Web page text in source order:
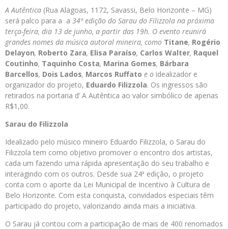
A Autêntica (Rua Alagoas, 1172, Savassi, Belo Horizonte – MG)
será palco para a a 34ª edição do Sarau do Filizzola na próxima
terça-feira, dia 13 de junho, a partir das 19h. O evento reunirá
grandes nomes da música autoral mineira, como Titane, Rogério
Delayon, Roberto Zara, Elisa Paraíso, Carlos Walter, Raquel
Coutinho, Taquinho Costa, Marina Gomes, Bárbara
Barcellos, Dois Lados, Marcos Ruffato e o idealizador e
organizador do projeto, Eduardo Filizzola. Os ingressos são
retirados na portaria d’ A Autêntica ao valor simbólico de apenas
R$1,00.
Sarau do Filizzola
Idealizado pelo músico mineiro Eduardo Filizzola, o Sarau do
Filizzola tem como objetivo promover o encontro dos artistas,
cada um fazendo uma rápida apresentação do seu trabalho e
interagindo com os outros. Desde sua 24ª edição, o projeto
conta com o aporte da Lei Municipal de Incentivo à Cultura de
Belo Horizonte. Com esta conquista, convidados especiais têm
participado do projeto, valorizando ainda mais a iniciativa.
O Sarau já contou com a participação de mais de 400 renomados